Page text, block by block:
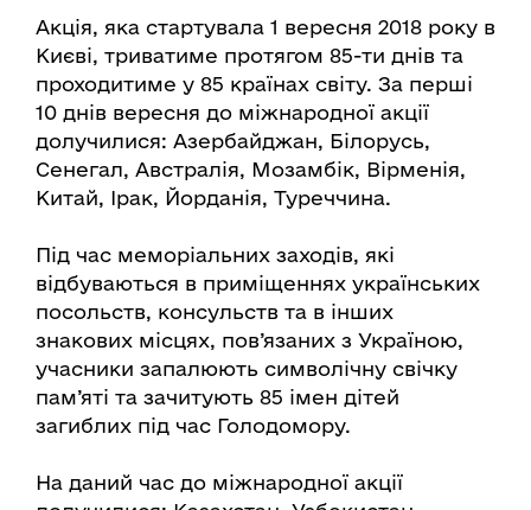
Акція, яка стартувала 1 вересня 2018 року в
Києві, триватиме протягом 85-ти днів та
проходитиме у 85 країнах світу. За перші
10 днів вересня до міжнародної акції
долучилися: Азербайджан, Білорусь,
Сенегал, Австралія, Мозамбік, Вірменія,
Китай, Ірак, Йорданія, Туреччина.
Під час меморіальних заходів, які
відбуваються в приміщеннях українських
посольств, консульств та в інших
знакових місцях, пов’язаних з Україною,
учасники запалюють символічну свічку
пам’яті та зачитують 85 імен дітей
загиблих під час Голодомору.
На даний час до міжнародної акції